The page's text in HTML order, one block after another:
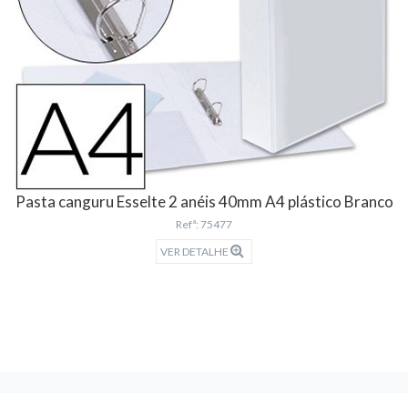
Pasta canguru Esselte 2 anéis 40mm A4 plástico Branco
Refª: 75477
VER DETALHE